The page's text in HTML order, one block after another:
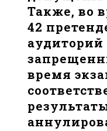
Также, во
42
аудиторий
время